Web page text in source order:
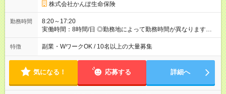
株式会社かんぽ生命保険
勤務時間
8:20～17:20
実働時間：8時間/日 ◎勤務地によって勤務時間が異なります
（8：20～17：20、8：50～17：50など） ◎残業時間は月平均
9.4時間です。
特徴 副業・WワークOK / 10名以上の大量募集
気になる！ 応募する 詳細へ